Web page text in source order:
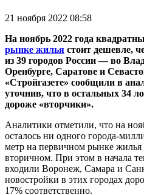
21 ноября 2022 08:58
На ноябрь 2022 года
рынке жилья стоит дешевле,
из 39 городов России — во
Оренбурге, Саратове и
«Стройгазете» сообщили в
уточнив, что в остальных 34
дороже «вторчики».
Аналитики отметили, что на
осталось ни одного города-
метр на первичном рынке
вторичном. При этом в начала
входили Воронеж, Самара и
новостройки в этих городах
17% соответственно.